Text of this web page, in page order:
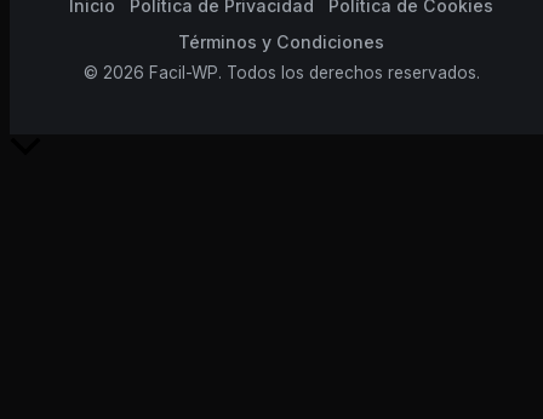
Inicio Política de Privacidad
Política de Cookies
Términos y Condiciones
© 2026 Facil-WP. Todos los derechos reservados.